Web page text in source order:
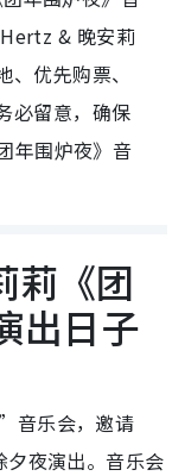
& 晚安莉
优先购票、
必留意，确保
年围炉夜》音
莉《团
出日子
音乐会，邀请
夜演出。音乐会